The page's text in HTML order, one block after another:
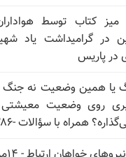
میز کتاب توسط
در گرامیداشت یاد
در پاریس
یا همین وضعیت نه جنگ
روی وضعیت
همراه با سؤالات -۲۸۶